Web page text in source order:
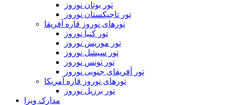
تور بوتان نوروز
تور تاجیکستان نوروز
تورهای نوروز قاره آفریقا
تور کنیا نوروز
تور موریس نوروز
تور سیشل نوروز
تور تونس نوروز
تور آفریقای جنوبی نوروز
تورهای نوروز قاره آمریکا
تور برزیل نوروز
مدارک ویزا